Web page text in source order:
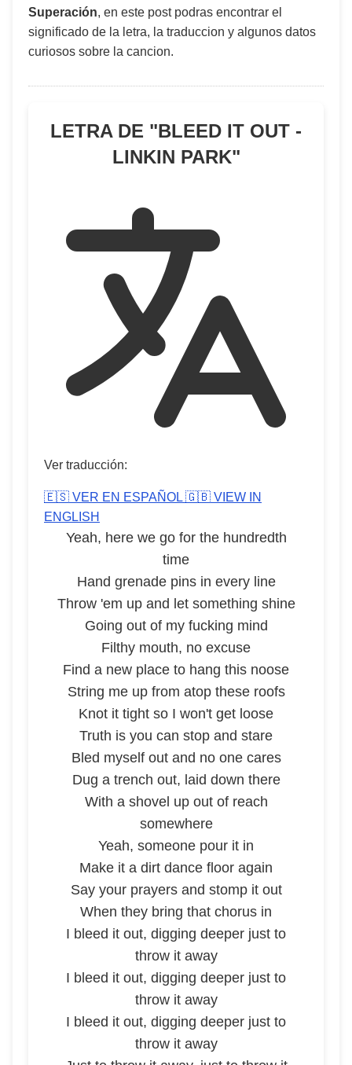
Superación, en este post podras encontrar el
significado de la letra, la traduccion y algunos datos
curiosos sobre la cancion.
LETRA DE "BLEED IT OUT -
LINKIN PARK"
Ver traducción:
🇪🇸 VER EN ESPAÑOL 🇬🇧 VIEW IN
ENGLISH
Yeah, here we go for the hundredth
time
Hand grenade pins in every line
Throw 'em up and let something shine
Going out of my fucking mind
Filthy mouth, no excuse
Find a new place to hang this noose
String me up from atop these roofs
Knot it tight so I won't get loose
Truth is you can stop and stare
Bled myself out and no one cares
Dug a trench out, laid down there
With a shovel up out of reach
somewhere
Yeah, someone pour it in
Make it a dirt dance floor again
Say your prayers and stomp it out
When they bring that chorus in
I bleed it out, digging deeper just to
throw it away
I bleed it out, digging deeper just to
throw it away
I bleed it out, digging deeper just to
throw it away